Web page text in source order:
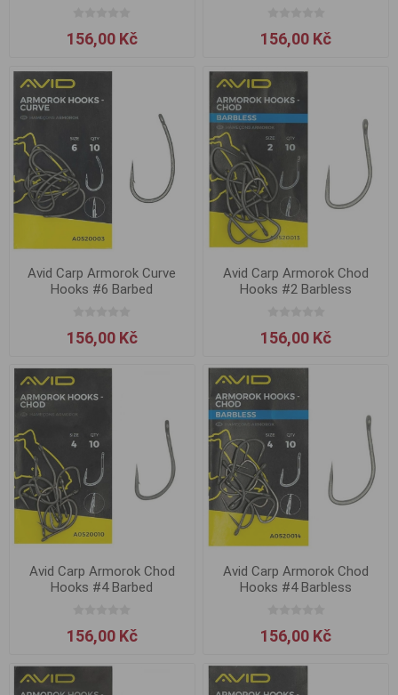
156,00 Kč 156,00 Kč
Avid Carp Armorok Curve
Hooks #6 Barbed
156,00 Kč
Avid Carp Armorok Chod
Hooks #2 Barbless
156,00 Kč
Avid Carp Armorok Chod
Hooks #4 Barbed
156,00 Kč
Avid Carp Armorok Chod
Hooks #4 Barbless
156,00 Kč